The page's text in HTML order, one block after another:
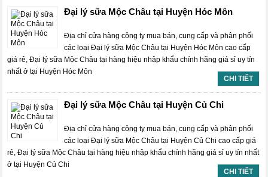
Đại lý sữa Mộc Châu tại Huyện Hóc Môn
Địa chỉ cửa hàng công ty mua bán, cung cấp và phân phối
các loại Đại lý sữa Mộc Châu tại Huyện Hóc Môn cao cấp
giá rẻ, Đại lý sữa Mộc Châu tại hàng hiệu nhập khẩu chính hãng giá sỉ uy tín
nhất ở tại Huyện Hóc Môn
CHI TIẾT
Đại lý sữa Mộc Châu tại Huyện Củ Chi
Địa chỉ cửa hàng công ty mua bán, cung cấp và phân phối
các loại Đại lý sữa Mộc Châu tại Huyện Củ Chi cao cấp giá
rẻ, Đại lý sữa Mộc Châu tại hàng hiệu nhập khẩu chính hãng giá sỉ uy tín nhất
ở tại Huyện Củ Chi
CHI TIẾT